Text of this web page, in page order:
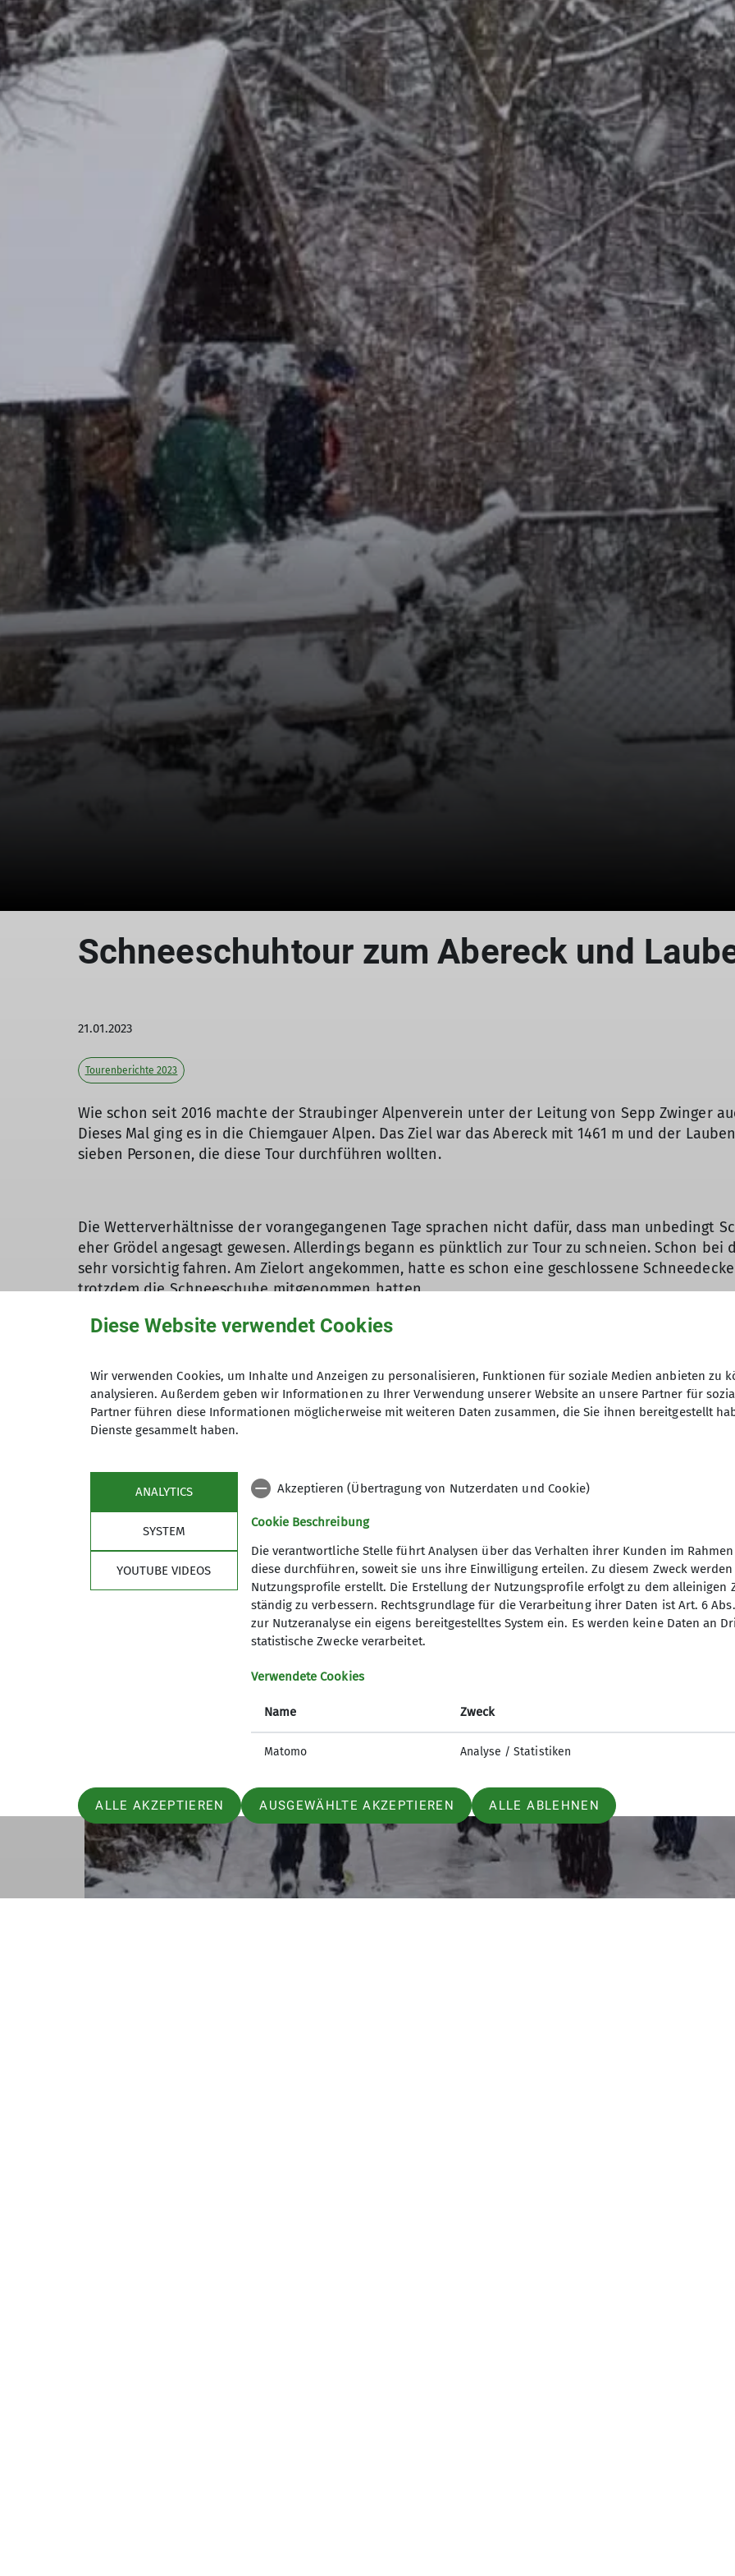
Schneeschuhtour zum Abereck und
21.01.2023
Tourenberichte 2023
Wie schon seit 2016 machte der Straubinger Alpenverein unter der Leitung von Sepp Zwinger
Dieses Mal ging es in die Chiemgauer Alpen. Das Ziel war das Abereck mit 1461 m und der
sieben Personen, die diese Tour durchführen wollten.
Die Wetterverhältnisse der vorangegangenen Tage sprachen nicht dafür, dass man unbedingt
eher Grödel angesagt gewesen. Allerdings begann es pünktlich zur Tour zu schneien. Schon
sehr vorsichtig fahren. Am Zielort angekommen, hatte es schon eine geschlossene
trotzdem die Schneeschuhe mitgenommen hatten.
Bis zur Ansiedlung Zellboden marschierten wir zunächst ohne Schneeschuhe auf der
eigentlich nur eine baumlose Erhebung ohne Gipfelkreuz. Leider war es durch den Hochnebel
versprochenen Aussicht. Der Schnee war inzwischen auf 30 bis 40 cm Höhe angewachsen.
Lange hielten wir uns hier also nicht auf und stiegen hinab zur Laubensteinalm. Bei dieser
einer dicken Nebelsuppe und kehrten bald wieder zurück zu den Almhütten. Hier suchten wir
unsere mitgebrachte Brotzeit zu verzehren. Auf dem gleichen Weg den wir gekommen waren,
Insgesamt waren wir über sechs Stunden an der frischen Luft und hatten auch genügend
umsonst dabei hatten. Deshalb waren auch die Teilnehmer mit der Tour zufrieden, obwohl es
gewesen wäre.
Diese Website verwendet Cookies
Wir verwenden Cookies, um Inhalte und Anzeigen zu personalisieren, Funktionen für soziale Medien anbieten zu
analysieren. Außerdem geben wir Informationen zu Ihrer Verwendung unserer Website an unsere Partner für
Partner führen diese Informationen möglicherweise mit weiteren Daten zusammen, die Sie ihnen bereitgestellt
Dienste gesammelt haben.
ANALYTICS
SYSTEM
YOUTUBE VIDEOS
Akzeptieren (Übertragung von Nutzerdaten und Cookie)
Cookie Beschreibung
Die verantwortliche Stelle führt Analysen über das Verhalten ihrer Kunden im
diese durchführen, soweit sie uns ihre Einwilligung erteilen. Zu diesem Zweck
Nutzungsprofile erstellt. Die Erstellung der Nutzungsprofile erfolgt zu dem alleinigen
ständig zu verbessern. Rechtsgrundlage für die Verarbeitung ihrer Daten ist Art. 6
zur Nutzeranalyse ein eigens bereitgestelltes System ein. Es werden keine Daten an
statistische Zwecke verarbeitet.
Verwendete Cookies
Name Zweck
Matomo Analyse / Statistiken
ALLE AKZEPTIEREN AUSGEWÄHLTE AKZEPTIEREN ALLE ABLEHNEN